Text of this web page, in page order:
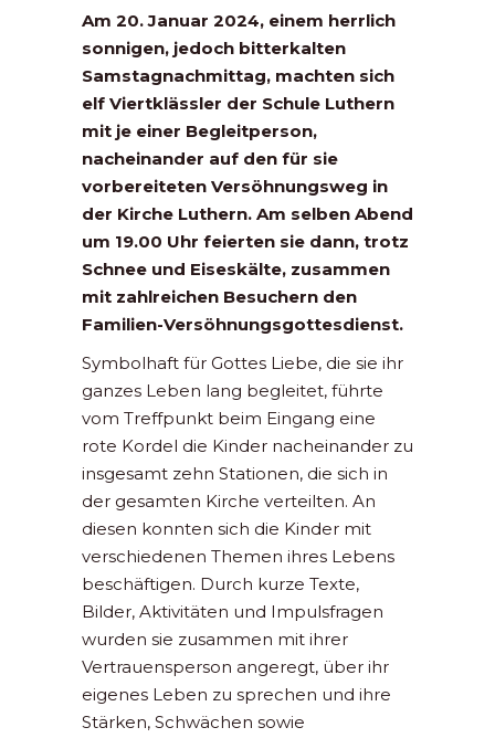
Am 20. Januar 2024, einem herrlich
sonnigen, jedoch bitterkalten
Samstag­nachmittag, machten sich
elf Viertklässler der Schule Luthern
mit je einer Begleitperson,
nacheinander auf den für sie
vorbereiteten Versöhnungsweg in
der Kirche Luthern. Am selben Abend
um 19.00 Uhr feierten sie dann, trotz
Schnee und Eiseskälte, zusammen
mit zahlreichen Besuchern den
Familien-Versöhnungsgottesdienst.
Symbolhaft für Gottes Liebe, die sie ihr
ganzes Leben lang begleitet, führte
vom Treffpunkt beim Eingang eine
rote Kordel die Kinder nacheinander zu
insgesamt zehn Stationen, die sich in
der gesamten Kirche verteilten. An
diesen konnten sich die Kinder mit
verschiedenen Themen ihres Lebens
beschäftigen. Durch kurze Texte,
Bilder, Aktivitäten und Impulsfragen
wurden sie zusammen mit ihrer
Vertrauensperson angeregt, über ihr
eigenes Leben zu sprechen und ihre
Stärken, Schwächen sowie